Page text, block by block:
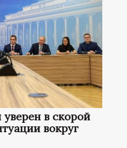
в скорой
вокруг